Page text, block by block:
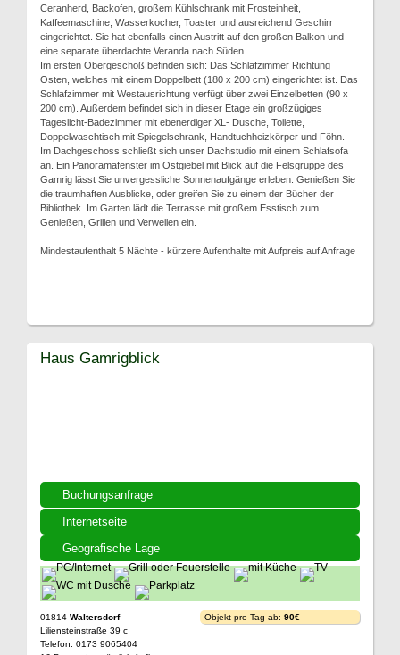
Ceranherd, Backofen, großem Kühlschrank mit Frosteinheit,
Kaffeemaschine, Wasserkocher, Toaster und ausreichend Geschirr
eingerichtet. Sie hat ebenfalls einen Austritt auf den großen Balkon und
eine separate überdachte Veranda nach Süden.
Im ersten Obergeschoß befinden sich: Das Schlafzimmer Richtung
Osten, welches mit einem Doppelbett (180 x 200 cm) eingerichtet ist. Das
Schlafzimmer mit Westausrichtung verfügt über zwei Einzelbetten (90 x
200 cm). Außerdem befindet sich in dieser Etage ein großzügiges
Tageslicht-Badezimmer mit ebenerdiger XL- Dusche, Toilette,
Doppelwaschtisch mit Spiegelschrank, Handtuchheizkörper und Föhn.
Im Dachgeschoss schließt sich unser Dachstudio mit einem Schlafsofa
an. Ein Panoramafenster im Ostgiebel mit Blick auf die Felsgruppe des
Gamrig lässt Sie unvergessliche Sonnenaufgänge erleben. Genießen Sie
die traumhaften Ausblicke, oder greifen Sie zu einem der Bücher der
Bibliothek. Im Garten lädt die Terrasse mit großem Esstisch zum
Genießen, Grillen und Verweilen ein.
Mindestaufenthalt 5 Nächte - kürzere Aufenthalte mit Aufpreis auf Anfrage
Buchungsanfrage
Internetseite
Geografische Lage
Haus Gamrigblick
01814 Waltersdorf
Liliensteinstraße 39 c
Telefon: 0173 9065404
Objekt pro Tag ab: 90€